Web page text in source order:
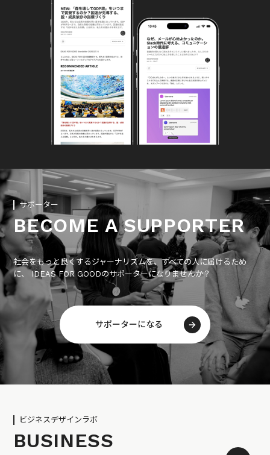
サポーター
BECOME A SUPPORTER
社会をもっと良くするジャーナリズムを、すべての人に届けるため
に、 IDEAS FOR GOODのサポーターになりませんか？
サポーターになる
ビジネスデザインラボ
BUSINESS